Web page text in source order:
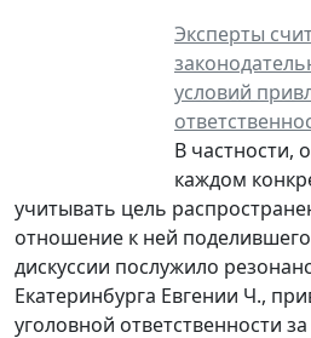
Эксперты
условий
В частности,
каждом
учитывать цель
отношение к ней
дискуссии послужило
Екатеринбурга Евгении Ч.,
уголовной ответственности